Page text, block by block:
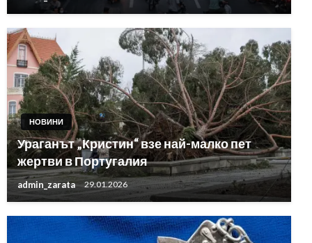
НОВИНИ
Ураганът „Кристин“ взе най-малко пет
жертви в Португалия
admin_zarata 29.01.2026